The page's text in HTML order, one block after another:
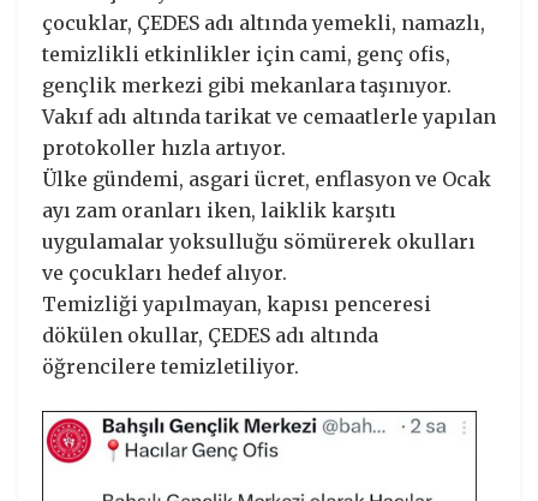
çocuklar, ÇEDES adı altında yemekli, namazlı,
temizlikli etkinlikler için cami, genç ofis,
gençlik merkezi gibi mekanlara taşınıyor.
Vakıf adı altında tarikat ve cemaatlerle yapılan
protokoller hızla artıyor.
Ülke gündemi, asgari ücret, enflasyon ve Ocak
ayı zam oranları iken, laiklik karşıtı
uygulamalar yoksulluğu sömürerek okulları
ve çocukları hedef alıyor.
Temizliği yapılmayan, kapısı penceresi
dökülen okullar, ÇEDES adı altında
öğrencilere temizletiliyor.